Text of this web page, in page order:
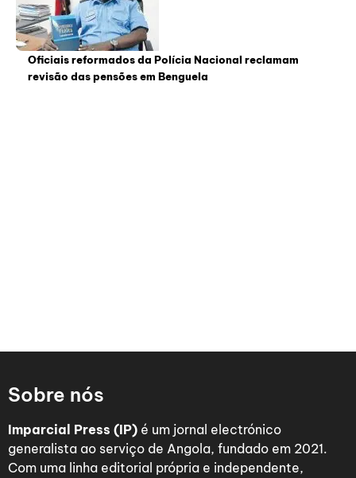
Oficiais reformados da Polícia Nacional reclamam
revisão das pensões em Benguela
Sobre nós
Imparcial Press (IP) é um jornal electrónico
generalista ao serviço de Angola, fundado em 2021.
Com uma linha editorial própria e independente,